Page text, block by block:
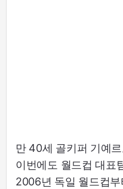
만 40세 골키퍼 기예
이번에도 월드컵 대표
2006년 독일 월드컵